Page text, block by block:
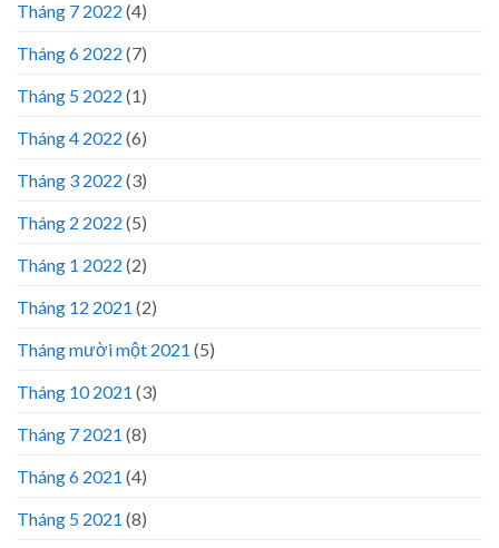
Tháng 7 2022 (4)
Tháng 6 2022 (7)
Tháng 5 2022 (1)
Tháng 4 2022 (6)
Tháng 3 2022 (3)
Tháng 2 2022 (5)
Tháng 1 2022 (2)
Tháng 12 2021 (2)
Tháng mười một 2021 (5)
Tháng 10 2021 (3)
Tháng 7 2021 (8)
Tháng 6 2021 (4)
Tháng 5 2021 (8)